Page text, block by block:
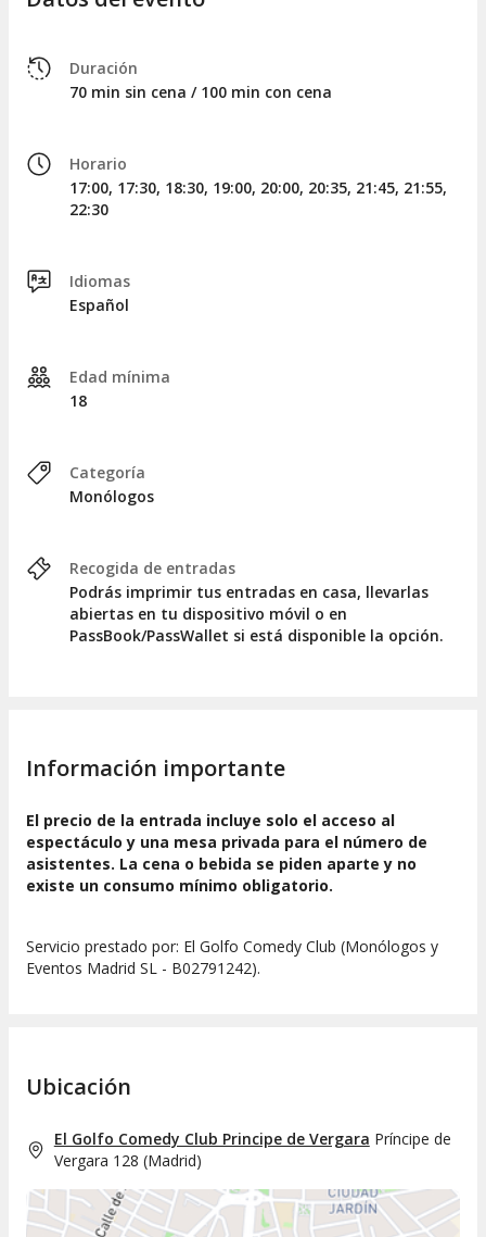
monólogos en Madrid, en un ambiente cercano, con buena
comida, bebida y las mejores risas.
menores pueden acudir siempre y cuando vengan
acompañados por algún padre o tutor y entiendan que el
espectáculo no se puede adaptar a menores.
Duración
70 min sin cena / 100 min con cena
Horario
17:00, 17:30, 18:30, 19:00, 20:00, 20:35, 21:45, 21:55,
22:30
Idiomas
Español
Edad mínima
18
Categoría
Monólogos
Recogida de entradas
Podrás imprimir tus entradas en casa, llevarlas
abiertas en tu dispositivo móvil o en
PassBook/PassWallet si está disponible la opción.
Información importante
El precio de la entrada incluye solo el acceso al
espectáculo y una mesa privada para el número de
asistentes. La cena o bebida se piden aparte y no
existe un consumo mínimo obligatorio.
Servicio prestado por: El Golfo Comedy Club (Monólogos y
Eventos Madrid SL - B02791242).
Ubicación
El Golfo Comedy Club Principe de Vergara Príncipe de
Vergara 128 (Madrid)